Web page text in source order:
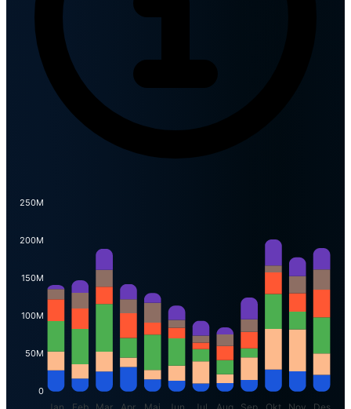
250M
200M
150M
100M
50M
0